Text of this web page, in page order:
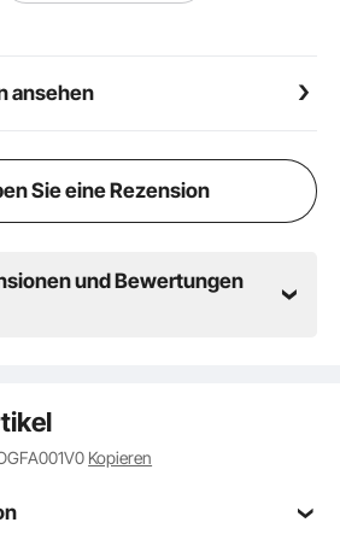
das Entfernen festsitzender
ansehen
Sie eine Rezension
und Bewertungen
Kopieren